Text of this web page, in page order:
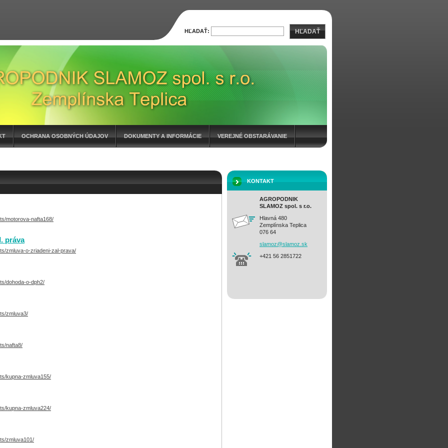
OCHRANA OSOBNÝCH ÚDAJOV DOKUMENTY A INFORMÁCIE VEREJNÉ OBSTARÁVANIE
motorova-nafta168/
práva
zmluva-o-zriadeni-zal-prava/
dohoda-o-dph2/
zmluva3/
nafta8/
kupna-zmluva155/
kupna-zmluva224/
zmluva101/
KONTAKT
AGROPODNIK
SLAMOZ spol. s r.o.
Hlavná 480
Zemplínska Teplica
076 64
slamoz@slamoz.sk
+421 56 2851722
HĽADAŤ: HĽADAŤ